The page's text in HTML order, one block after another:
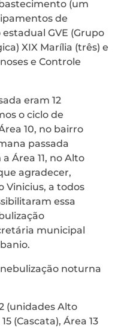
(um
de
GVE (Grupo
XIX Marília (três) e
e Controle
eram 12
o ciclo de
10, no bairro
passada
Área 11, no Alto
agradecer,
Vinicius, a todos
essa
municipal
noturna
(unidades Alto
(Cascata), Área 13